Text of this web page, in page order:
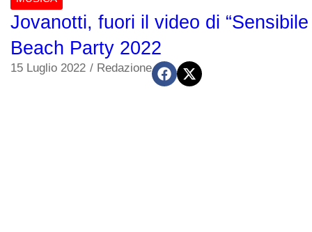
Jovanotti, fuori il video di
Beach Party 2022
15 Luglio 2022 / Redazione